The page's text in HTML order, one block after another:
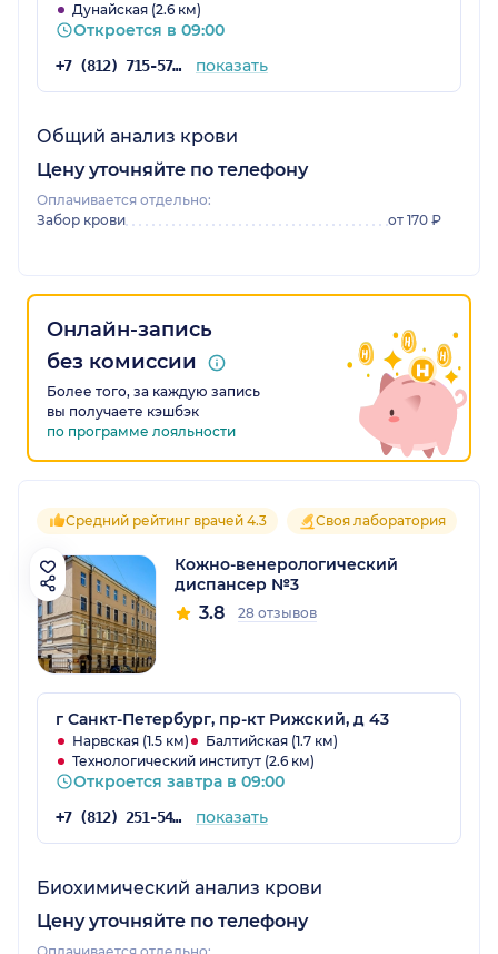
Дунайская (2.6 км)
Откроется в 09:00
+7 (812) 715-57-36 показать
Общий анализ крови
Цену уточняйте по телефону
Оплачивается отдельно:
Забор крови
от 170 ₽
Онлайн-запись
без комиссии
Более того, за каждую запись
вы получаете кэшбэк
по программе лояльности
Средний рейтинг врачей 4.3 Своя лаборатория
Кожно-венерологический
диспансер №3
3.8 28 отзывов
г Санкт-Петербург, пр-кт Рижский, д 43
Нарвская (1.5 км)
Балтийская (1.7 км)
Технологический институт (2.6 км)
Откроется завтра в 09:00
+7 (812) 251-54-51 показать
Биохимический анализ крови
Цену уточняйте по телефону